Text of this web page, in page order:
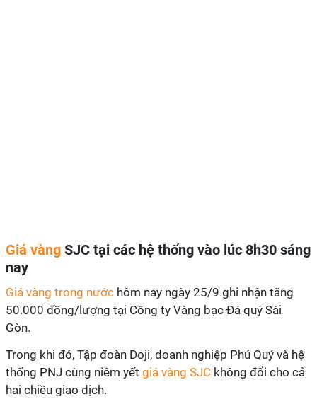
Giá vàng SJC tại các hệ thống vào lúc 8h30 sáng
nay
Giá vàng trong nước hôm nay ngày 25/9 ghi nhận tăng
50.000 đồng/lượng tại Công ty Vàng bạc Đá quý Sài
Gòn.
Trong khi đó, Tập đoàn Doji, doanh nghiệp Phú Quý và hệ
thống PNJ cùng niêm yết giá vàng SJC không đổi cho cả
hai chiều giao dịch.